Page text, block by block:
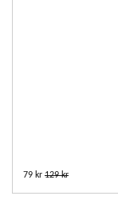
79 kr 129 kr